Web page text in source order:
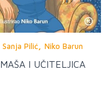
Sanja Pilić, Niko Barun
MAŠA I UČITELJICA